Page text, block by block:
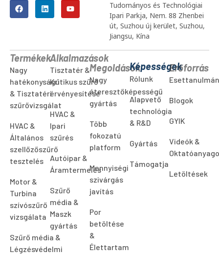
Tudományos és Technológiai
Ipari Parkja, Nem. 88 Zhenbei
út, Suzhou új kerület, Suzhou,
Jiangsu, Kína
Termékek
Nagy
hatékonyságú
& Tisztatéri
szűrővizsgálat
HVAC &
Általános
szellőzőszűrő
tesztelés
Motor &
Turbina
szívószűrő
vizsgálata
Szűrő média &
Légzésvédelmi
Alkalmazások
Tisztatér &
Kritikus szűrő
érvényesítése
HVAC &
Ipari
szűrés
Autóipar &
Áramtermelés
Szűrő
média &
Maszk
gyártás
Megoldások
Nagy
áteresztőképességű
gyártás
Több
fokozatú
platform
Mennyiségi
szivárgás
javítás
Por
betöltése
&
Élettartam
Képességek
Rólunk
Alapvető
technológia
& R&D
Gyártás
Támogatja
Erőforrás
Blogok
GYIK
Videók &
Letöltések